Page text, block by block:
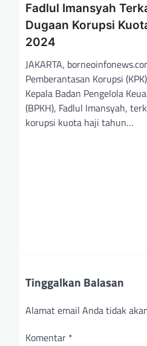
Fadlul Imansyah
Dugaan Korupsi
2024
JAKARTA,
Pemberantasan Korupsi
Kepala Badan Pengelola
(BPKH), Fadlul Imansyah,
korupsi kuota haji tahun…
Tinggalkan Balasan
Alamat email Anda tidak
Komentar *